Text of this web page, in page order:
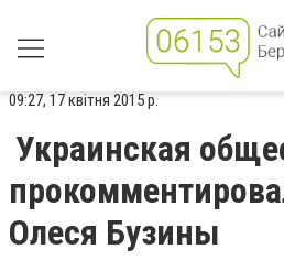
09:27, 17 квітня 2015 р.
Украинская
Олеся Бузины